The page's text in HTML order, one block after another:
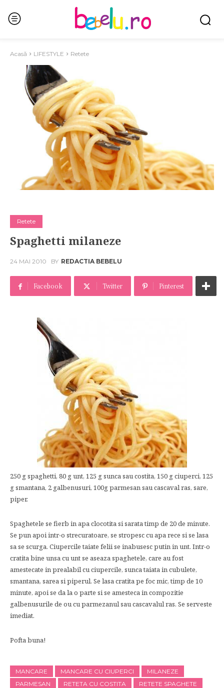
Acasă LIFESTYLE Retete
Retete
Spaghetti milaneze
24 MAI 2010 BY REDACTIA BEBELU
Facebook Twitter Pinterest
250 g spaghetti, 80 g unt, 125 g sunca sau costita, 150 g ciuperci, 125
g smantana, 2 galbenusuri, 100g parmesan sau cascaval ras, sare,
piper.
Spaghetele se fierb in apa clocotita si sarata timp de 20 de minute.
Se pun apoi intr-o strecuratoare, se stropesc cu apa rece si se lasa
sa se scurga. Ciupercile taiate felii se inabusesc putin in unt. Intr-o
cratita bine unsa cu unt se aseaza spaghetele, care au fost
amestecate in prealabil cu ciupercile, sunca taiata in cubulete,
smantana, sarea si piperul. Se lasa cratita pe foc mic, timp de 10
minute, apoi se da la o parte si se amesteca in compozitie
galbenusurile de ou cu parmezanul sau cascavalul ras. Se serveste
imediat.
Pofta buna!
MANCARE MANCARE CU CIUPERCI
MILANEZE
PARMESAN
RETETA CU COSTITA
RETETE SPAGHETE